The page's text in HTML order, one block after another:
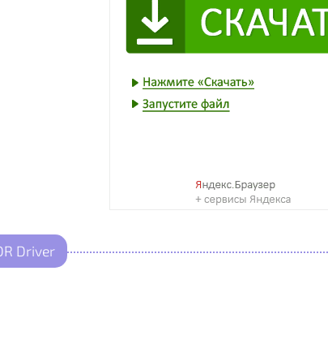
Driver